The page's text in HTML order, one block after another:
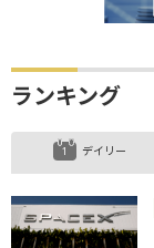
ランキング
デイリー